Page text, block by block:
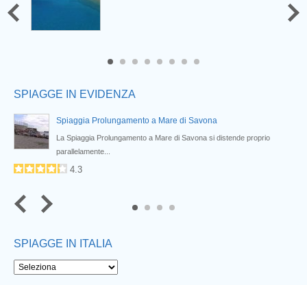
SPIAGGE IN EVIDENZA
Spiaggia Prolungamento a Mare di Savona
La Spiaggia Prolungamento a Mare di Savona si distende proprio
parallelamente...
4.3
SPIAGGE IN ITALIA